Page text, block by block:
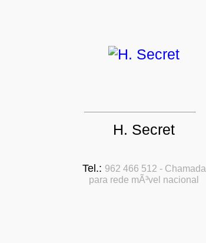
H. Secret
Tel.: 962 466 512 - Chamada
para rede mÃ³vel nacional